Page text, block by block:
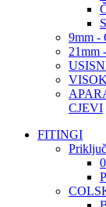
9mm -
21mm
CJEVI
FITINGI
0